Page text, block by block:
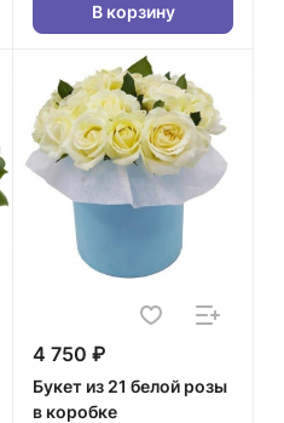
В корзину
4 750 ₽
Букет из 21 белой розы
в коробке